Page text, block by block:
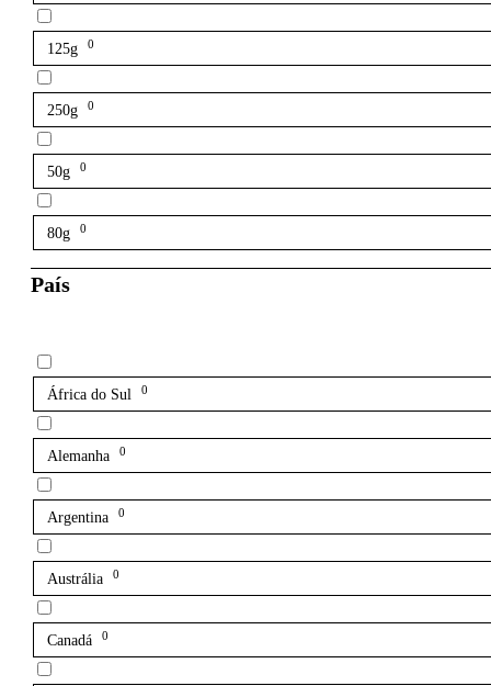
125g 0
250g 0
50g 0
80g 0
País
África do Sul 0
Alemanha 0
Argentina 0
Austrália 0
Canadá 0